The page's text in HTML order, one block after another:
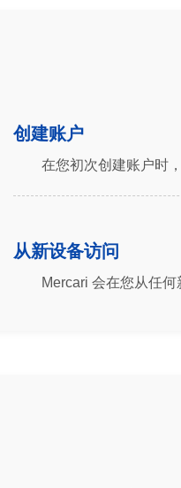
创建账户
在您初次创建账户时
从新设备访问
Mercari 会在您从任